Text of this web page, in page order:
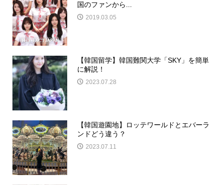
国のファンから...
2019.03.05
【韓国留学】韓国難関大学「SKY」を簡単
に解説！
2023.07.28
【韓国遊園地】ロッテワールドとエバーラ
ンドどう違う？
2023.07.11